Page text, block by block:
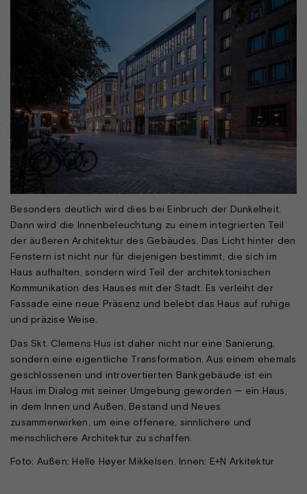
Besonders deutlich wird dies bei Einbruch der Dunkelheit.
Dann wird die Innenbeleuchtung zu einem integrierten Teil
der äußeren Architektur des Gebäudes. Das Licht hinter den
Fenstern ist nicht nur für diejenigen bestimmt, die sich im
Haus aufhalten, sondern wird Teil der architektonischen
Kommunikation des Hauses mit der Stadt. Es verleiht der
Fassade eine neue Präsenz und belebt das Haus auf ruhige
und präzise Weise.
Das Skt. Clemens Hus ist daher nicht nur eine Sanierung,
sondern eine eigentliche Transformation. Aus einem ehemals
geschlossenen und introvertierten Bankgebäude ist ein
Haus im Dialog mit seiner Umgebung geworden — ein Haus,
in dem Innen und Außen, Bestand und Neues
zusammenwirken, um eine offenere, sinnlichere und
menschlichere Architektur zu schaffen.
Foto: Außen: Helle Høyer Mikkelsen. Innen: E+N Arkitektur